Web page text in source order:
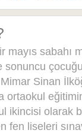
mayıs sabahı
sonuncu
Sinan
ortaokul
ikincisi olarak
fen liseleri